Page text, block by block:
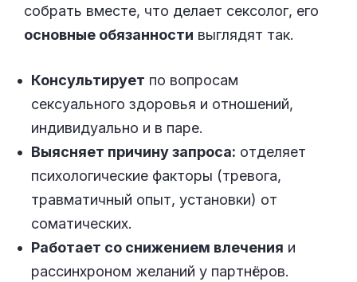
собрать вместе, что делает сексолог, его
основные обязанности выглядят так.
Консультирует по вопросам
сексуального здоровья и отношений,
индивидуально и в паре.
Выясняет причину запроса: отделяет
психологические факторы (тревога,
травматичный опыт, установки) от
соматических.
Работает со снижением влечения и
рассинхроном желаний у партнёров.